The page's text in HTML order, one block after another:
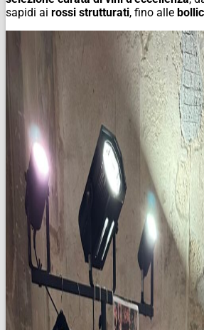
sapidi ai rossi strutturati, fino alle